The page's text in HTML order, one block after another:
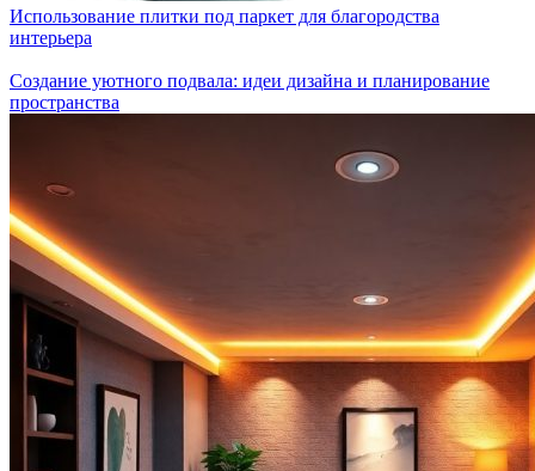
Использование плитки под паркет для благородства
интерьера
Создание уютного подвала: идеи дизайна и планирование
пространства